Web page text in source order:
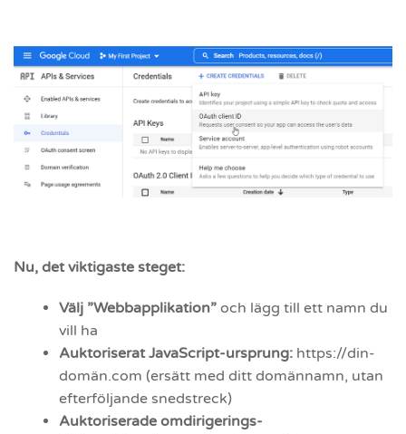
Nu, det viktigaste steget:
Välj ”Webbapplikation” och lägg till ett namn du
vill ha
Auktoriserat JavaScript-ursprung: https://din-
domän.com (ersätt med ditt domännamn, utan
efterföljande snedstreck)
Auktoriserade omdirigerings-